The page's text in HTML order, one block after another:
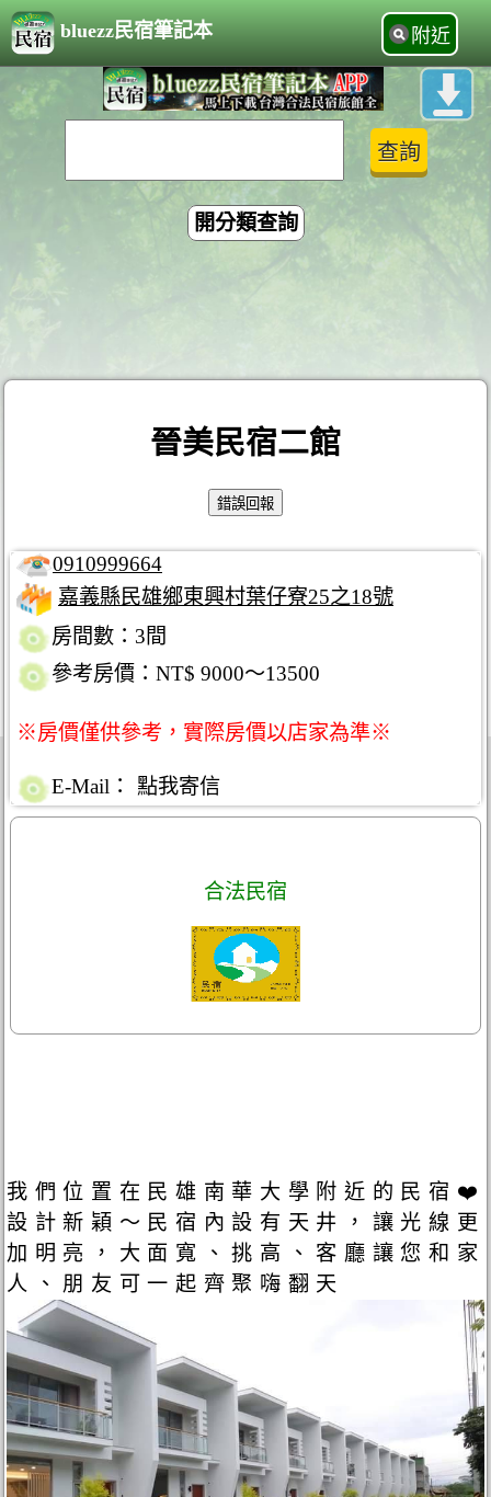
bluezz民宿筆記本 附近
開分類查詢
晉美民宿二館
0910999664
嘉義縣民雄鄉東興村葉仔寮25之18號
房間數：3間
參考房價：NT$ 9000～13500
※房價僅供參考，實際房價以店家為準※
E-Mail： 點我寄信
合法民宿
我們位置在民雄南華大學附近的民宿❤️
設計新穎～民宿內設有天井，讓光線更
加明亮，大面寬、挑高、客廳讓您和家
人、朋友可一起齊聚嗨翻天